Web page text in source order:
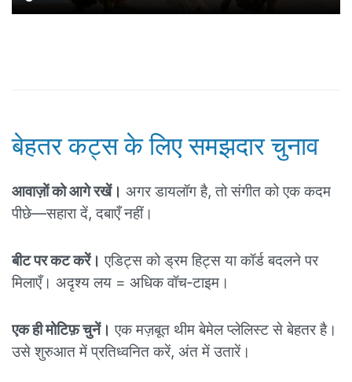
बेहतर कट्स के लिए समझदार चुनाव
आवाज़ों को आगे रखें। अगर डायलॉग है, तो संगीत को एक कदम
पीछे—सहारा दें, दबाएँ नहीं।
बीट पर कट करें। एडिट्स को ड्रम हिट्स या कॉर्ड बदलने पर
मिलाएँ। अदृश्य लय = अधिक वॉच‑टाइम।
एक ही मोटिफ़ चुनें। एक मज़बूत थीम बेमेल प्लेलिस्ट से बेहतर है।
उसे शुरुआत में प्रतिध्वनित करें, अंत में उतारें।